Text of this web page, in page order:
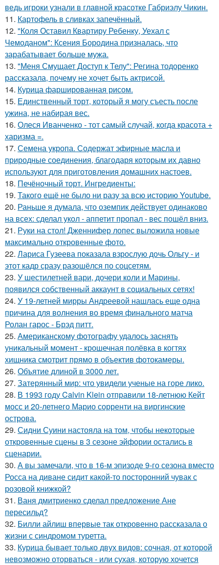
ведь игроки узнали в главной красотке Габриэлу Чикин.
11. Картофель в сливках запечённый.
12. "Коля Оставил Квартиру Ребенку, Уехал с
Чемоданом": Ксения Бородина призналась, что
зарабатывает больше мужа.
13. "Меня Смущает Доступ к Телу": Регина тодоренко
рассказала, почему не хочет быть актрисой.
14. Курица фаршированная рисом.
15. Единственный торт, который я могу съесть после
ужина, не набирая вес.
16. Олеся Иванченко - тот самый случай, когда красота +
харизма =.
17. Семена укропа. Содержат эфирные масла и
природные соединения, благодаря которым их давно
используют для приготовления домашних настоев.
18. Печёночный торт. Ингредиенты:
19. Такого ещё не было ни разу за всю историю Youtube.
20. Раньше я думала, что оземпик действует одинаково
на всех: сделал укол - аппетит пропал - вес пошёл вниз.
21. Руки на стол! Дженнифер лопес выложила новые
максимально откровенные фото.
22. Лариса Гузеева показала взрослую дочь Ольгу - и
этот кадр сразу разошёлся по соцсетям.
23. У шестилетней вари, дочери коли и Марины,
появился собственный аккаунт в социальных сетях!
24. У 19-летней мирры Андреевой нашлась еще одна
причина для волнения во время финального матча
Ролан гарос - Брэд питт.
25. Американскому фотографу удалось заснять
уникальный момент - крошечная полёвка в когтях
хищника смотрит прямо в объектив фотокамеры.
26. Объятие длиной в 3000 лет.
27. Затерянный мир: что увидели ученые на горе лико.
28. В 1993 году Calvin Klein отправили 18-летнюю Кейт
мосс и 20-летнего Марио сорренти на виргинские
острова.
29. Сидни Суини настояла на том, чтобы некоторые
откровенные сцены в 3 сезоне эйфории остались в
сценарии.
30. А вы замечали, что в 16-м эпизоде 9-го сезона вместо
Росса на диване сидит какой-то посторонний чувак с
розовой книжкой?
31. Ваня дмитриенко сделал предложение Ане
пересильд?
32. Билли айлиш впервые так откровенно рассказала о
жизни с синдромом туретта.
33. Курица бывает только двух видов: сочная, от которой
невозможно оторваться - или сухая, которую хочется